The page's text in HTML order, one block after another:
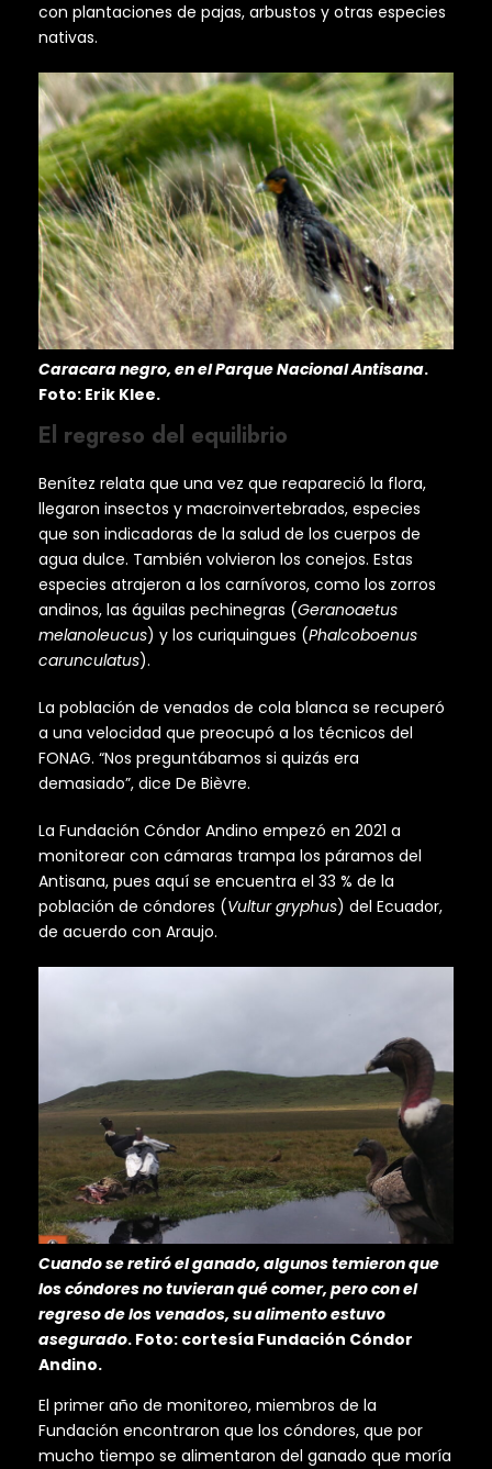
con plantaciones de pajas, arbustos y otras especies
nativas.
Caracara negro, en el Parque Nacional Antisana.
Foto: Erik Klee.
El regreso del equilibrio
Benítez relata que una vez que reapareció la flora,
llegaron insectos y macroinvertebrados, especies
que son indicadoras de la salud de los cuerpos de
agua dulce. También volvieron los conejos. Estas
especies atrajeron a los carnívoros, como los zorros
andinos, las águilas pechinegras (Geranoaetus
melanoleucus) y los curiquingues (Phalcoboenus
carunculatus).
La población de venados de cola blanca se recuperó
a una velocidad que preocupó a los técnicos del
FONAG. “Nos preguntábamos si quizás era
demasiado”, dice De Bièvre.
La Fundación Cóndor Andino empezó en 2021 a
monitorear con cámaras trampa los páramos del
Antisana, pues aquí se encuentra el 33 % de la
población de cóndores (Vultur gryphus) del Ecuador,
de acuerdo con Araujo.
Cuando se retiró el ganado, algunos temieron que
los cóndores no tuvieran qué comer, pero con el
regreso de los venados, su alimento estuvo
asegurado. Foto: cortesía Fundación Cóndor
Andino.
El primer año de monitoreo, miembros de la
Fundación encontraron que los cóndores, que por
mucho tiempo se alimentaron del ganado que moría